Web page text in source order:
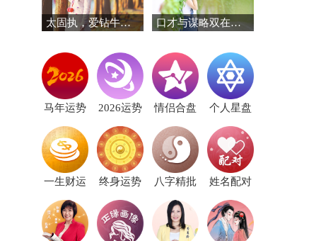
太固执，爱钻牛角的三个星座 口才与谋略双在线！这三个星座赢在起跑线
马年运势 2026运势 情侣合盘 个人星盘
一生财运 终身运势 八字精批 姓名配对